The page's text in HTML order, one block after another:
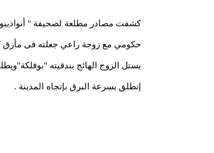
كشفت مصادر مطلعة لصحيفة " أنواذيبو
حكومي مع زوجة راعي جعلته فى مأزق
يستل الزوج الهائج بندقيته
إنطلق بسرعة البرق بإتجاه المدينة .